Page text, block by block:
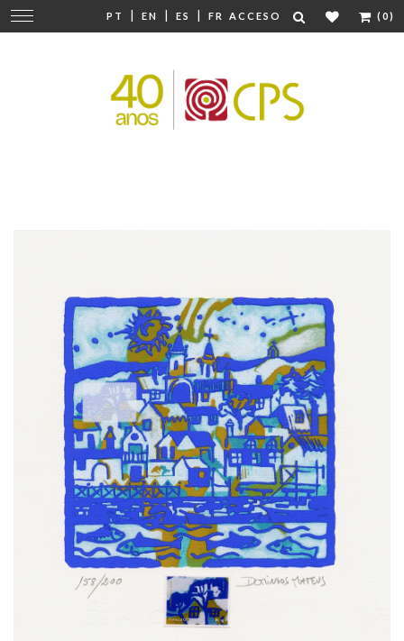
PT | EN | ES | FR ACCESO (0)
Cambiar
navegación